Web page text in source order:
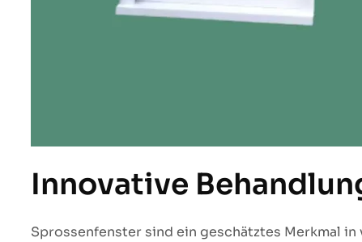
Innovative
Sprossenfenster sind ein geschätztes Merkmal